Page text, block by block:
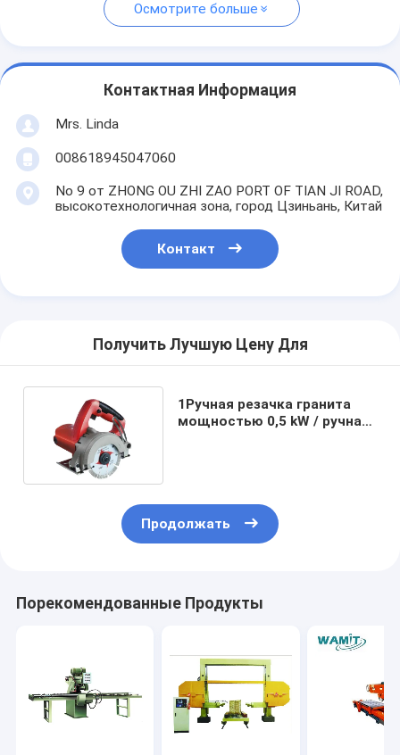
Осмотрите больше
Контактная Информация
Mrs. Linda
008618945047060
No 9 от ZHONG OU ZHI ZAO PORT OF TIAN JI ROAD,
высокотехнологичная зона, город Цзиньань, Китай
Контакт
Получить Лучшую Цену Для
1Ручная резачка гранита
мощностью 0,5 kW / ручная
Продолжать
Порекомендованные Продукты